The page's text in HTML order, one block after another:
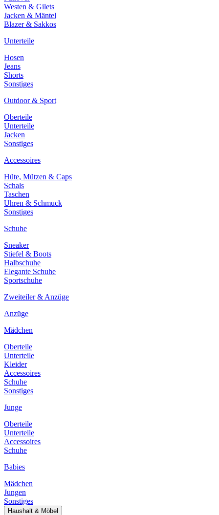
Westen & Gilets
Jacken & Mäntel
Blazer & Sakkos
Unterteile
Hosen
Jeans
Shorts
Sonstiges
Outdoor & Sport
Oberteile
Unterteile
Jacken
Sonstiges
Accessoires
Hüte, Mützen & Caps
Schals
Taschen
Uhren & Schmuck
Sonstiges
Schuhe
Sneaker
Stiefel & Boots
Halbschuhe
Elegante Schuhe
Sportschuhe
Zweiteiler & Anzüge
Anzüge
Mädchen
Oberteile
Unterteile
Kleider
Accessoires
Schuhe
Sonstiges
Junge
Oberteile
Unterteile
Accessoires
Schuhe
Babies
Mädchen
Jungen
Sonstiges
Haushalt & Möbel